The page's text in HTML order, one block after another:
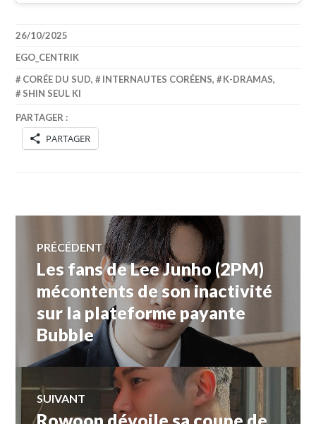
26/10/2025
EGO_CENTRIK
CORÉE DU SUD, INTERNAUTES CORÉENS, K-DRAMAS,
SHIN SEUL KI
PARTAGER :
PARTAGER
Navigation
de
l’article
PRÉCÉDENT
Article
précédent :
Les fans de Lee Junho (2PM)
mécontents de son inactivité
sur la plateforme payante
Bubble
SUIVANT
Article
Rowoon dévoile sa coupe de